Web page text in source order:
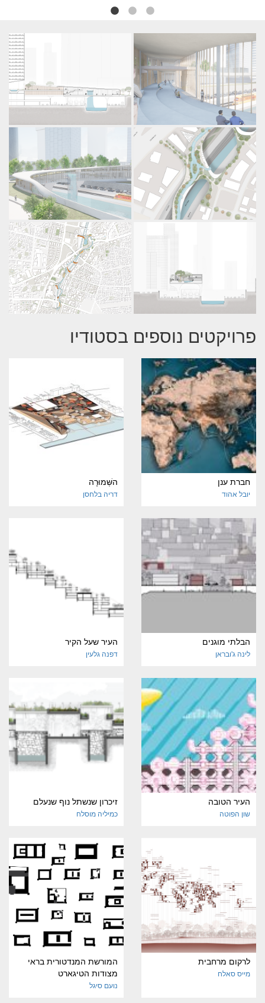
פרויקטים נוספים בסטודיו
חברת ענן
יובל אהוד
השְּׁמוּרָה
דריה בלחסן
הבלתי מוגנים
לינה ג'ובראן
העיר שעל הקיר
דפנה גלעין
העיר הטובה
שון הפוטה
זיכרון שנשתל נוף שנעלם
כמיליה מוסלח
לרקום מרחבית
מייס סאלח
המורשת המנדטורית בראי
מצודות הטיגארט
נועם סיגל